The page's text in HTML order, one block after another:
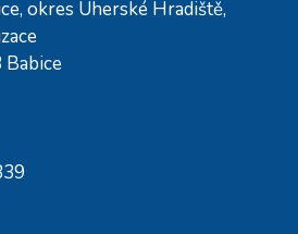
okres Uherské Hradiště,
Babice